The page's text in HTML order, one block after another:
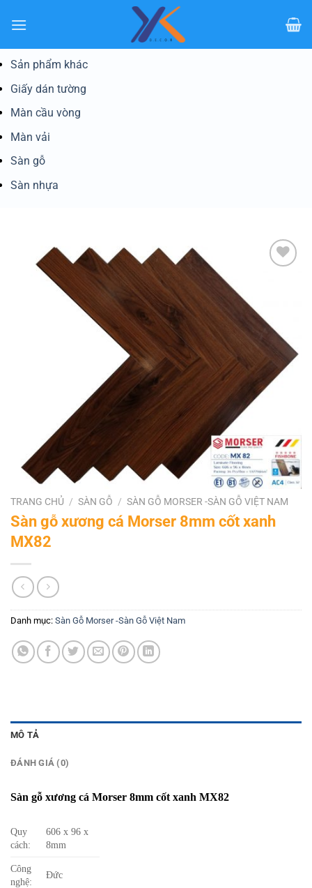
qua
dungSản phẩm khác
Giấy dán tường
Màn cầu vòng
Màn vải
Sàn gỗ
Sàn nhựa
TRANG CHỦ / SÀN GỖ / SÀN GỖ MORSER -SÀN GỖ VIỆT NAM
Sàn gỗ xương cá Morser 8mm cốt xanh
MX82
Danh mục: Sàn Gỗ Morser -Sàn Gỗ Việt Nam
MÔ TẢ
ĐÁNH GIÁ (0)
Sàn gỗ xương cá Morser 8mm cốt xanh MX82
Quy
cách:
606 x 96 x
8mm
Công
nghệ:
Đức